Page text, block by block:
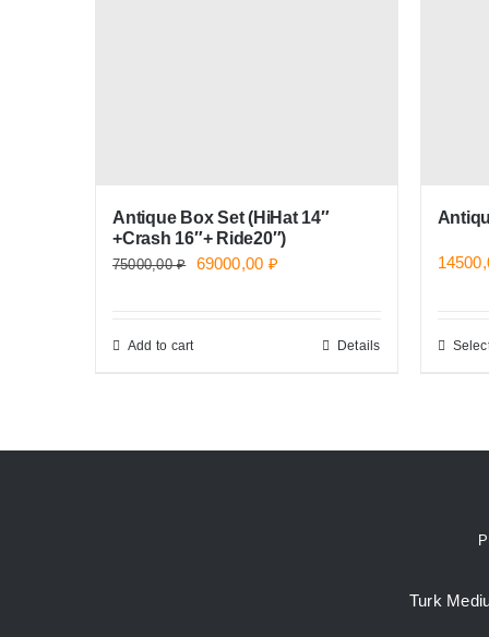
Antique Box Set (HiHat 14″
+Crash 16″+ Ride20″)
75000,00₽
Original
69000,00 ₽Current
69000,00 ₽.
Add to cart Details
Turk